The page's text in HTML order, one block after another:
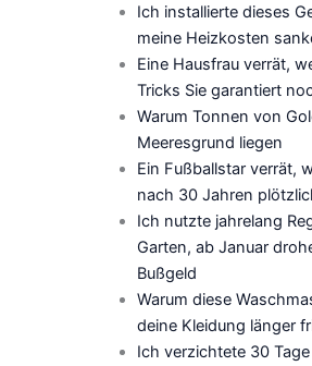
Ich installierte dieses
meine Heizkosten
Eine Hausfrau verrät,
Tricks Sie garantiert
Warum Tonnen von
Meeresgrund liegen
Ein Fußballstar verrät,
nach 30 Jahren
Ich nutzte jahrelang
Garten, ab Januar
Bußgeld
Warum diese
deine Kleidung länger
Ich verzichtete 30